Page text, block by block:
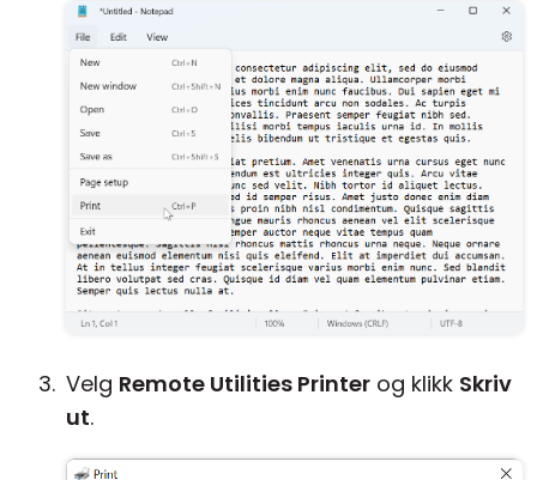
Velg Remote Utilities Printer og klikk Skriv
ut.